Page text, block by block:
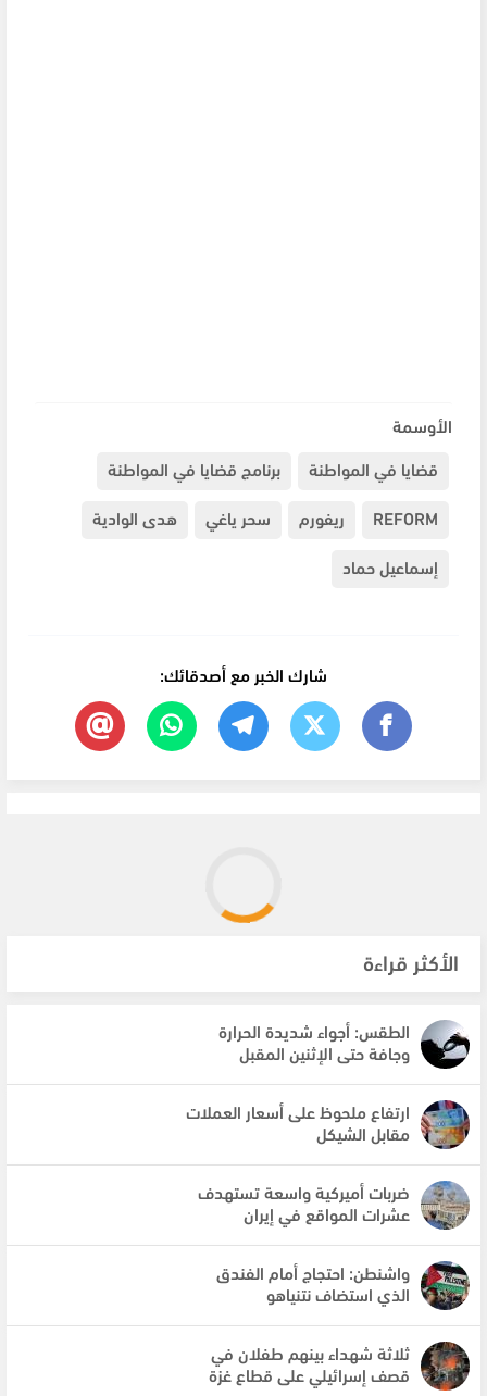
الأوسمة
قضايا في المواطنة
برنامج قضايا في المواطنة
REFORM
ريفورم سحر ياغي
هدى الوادية
إسماعيل حماد
شارك الخبر مع أصدقائك:
الأكثر قراءة
الطقس: أجواء شديدة الحرارة
وجافة حتى الإثنين المقبل
ارتفاع ملحوظ على أسعار العملات
مقابل الشيكل
ضربات أميركية واسعة تستهدف
عشرات المواقع في إيران
واشنطن: احتجاج أمام الفندق
الذي استضاف نتنياهو
ثلاثة شهداء بينهم طفلان في
قصف إسرائيلي على قطاع غزة